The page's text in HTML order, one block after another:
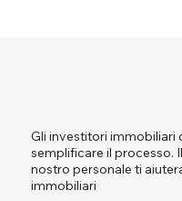
Gli investitori immobiliari
semplificare il processo.
nostro personale ti
immobiliari